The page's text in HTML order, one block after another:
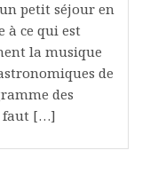
petit séjour en
à ce qui est
la musique
de
des
faut […]